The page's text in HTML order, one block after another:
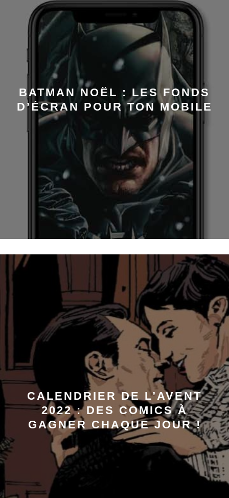
BATMAN NOËL : LES FONDS
D’ÉCRAN POUR TON MOBILE
CALENDRIER DE L’AVENT
2022 : DES COMICS À
GAGNER CHAQUE JOUR !